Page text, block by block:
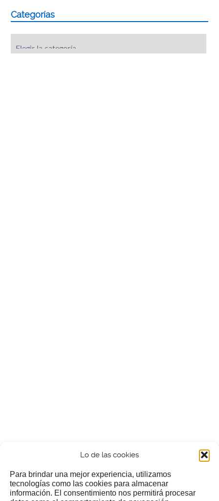
Lo de las cookies
Para brindar una mejor experiencia, utilizamos
tecnologías como las cookies para almacenar
información. El consentimiento nos permitirá procesar
Categorías